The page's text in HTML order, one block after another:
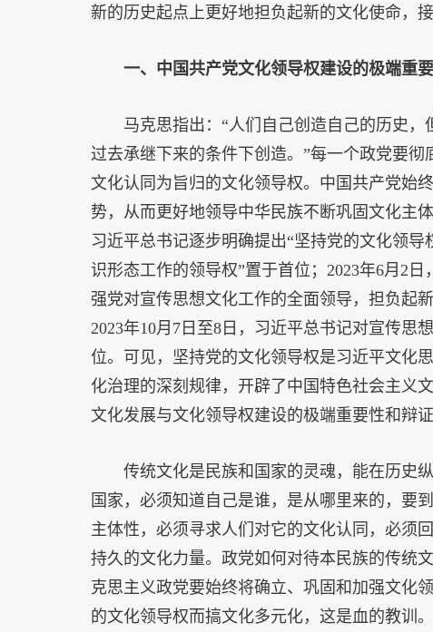
新的历史起点上更好地担负起新的文化使命，
一、中国共产党文化领导权建设的极端重
马克思指出：“人们自己创造自己的历史
过去承继下来的条件下创造。”每一个政党要
文化认同为旨归的文化领导权。中国共产党始
势，从而更好地领导中华民族不断巩固文化主
习近平总书记逐步明确提出“坚持党的文化领
识形态工作的领导权”置于首位；2023年6月2
强党对宣传思想文化工作的全面领导，担负起
2023年10月7日至8日，习近平总书记对宣传思
位。可见，坚持党的文化领导权是习近平文化
化治理的深刻规律，开辟了中国特色社会主义
文化发展与文化领导权建设的极端重要性和辩证
传统文化是民族和国家的灵魂，能在历史
国家，必须知道自己是谁，是从哪里来的，要
主体性，必须寻求人们对它的文化认同，必须
持久的文化力量。政党如何对待本民族的传统
克思主义政党要始终将确立、巩固和加强文化
的文化领导权而搞文化多元化，这是血的教训